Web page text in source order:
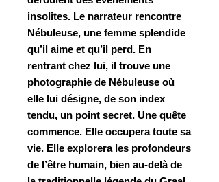
insolites. Le narrateur rencontre
Nébuleuse, une femme splendide
qu’il aime et qu’il perd. En
rentrant chez lui, il trouve une
photographie de Nébuleuse où
elle lui désigne, de son index
tendu, un point secret. Une quête
commence. Elle occupera toute sa
vie. Elle explorera les profondeurs
de l’être humain, bien au-delà de